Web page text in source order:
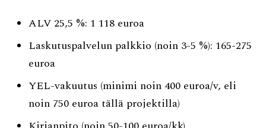
ALV 25,5 %: 1 118 euroa
Laskutuspalvelun palkkio (noin 3-5 %): 165-275
euroa
YEL-vakuutus (minimi noin 400 euroa/v, eli
noin 750 euroa tällä projektilla)